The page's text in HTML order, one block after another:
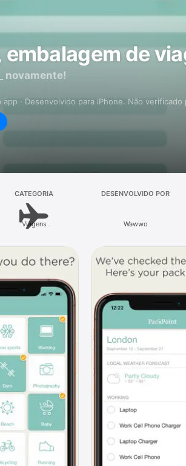
embalagem de
novamente!
· Desenvolvido para iPhone. Não verificado
CATEGORIA
Viagens
DESENVOLVIDO POR
Wawwo